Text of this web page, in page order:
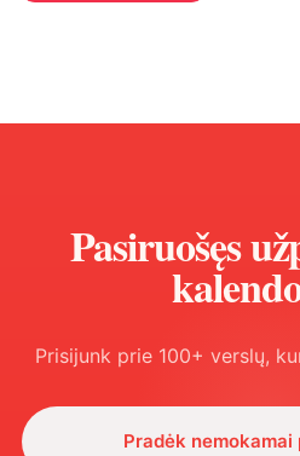
Pasiruošęs
Prisijunk prie 100+ verslų,
Pradėk nemokamai